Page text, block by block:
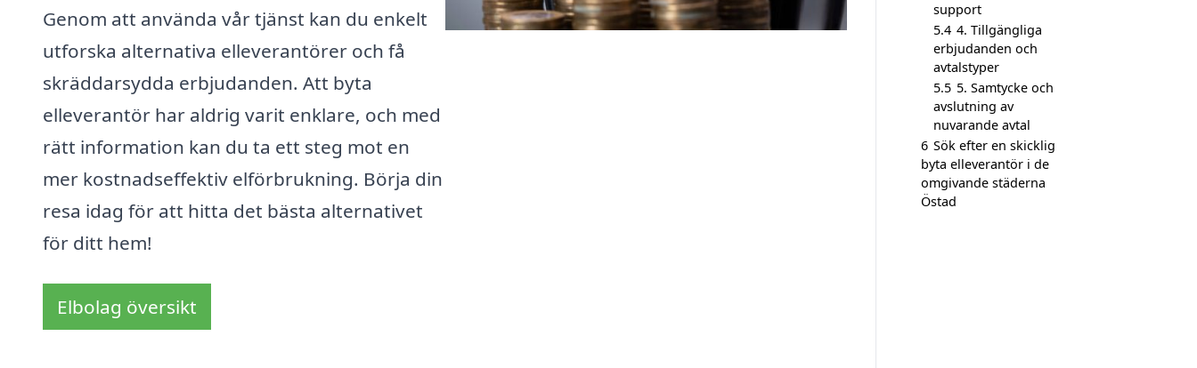
Genom att använda vår tjänst kan du enkelt
utforska alternativa elleverantörer och få
skräddarsydda erbjudanden. Att byta
elleverantör har aldrig varit enklare, och med
rätt information kan du ta ett steg mot en
mer kostnadseffektiv elförbrukning. Börja din
resa idag för att hitta det bästa alternativet
för ditt hem!
Elbolag översikt
support
5.4 4. Tillgängliga
erbjudanden och
avtalstyper
5.5 5. Samtycke och
avslutning av
nuvarande avtal
6 Sök efter en skicklig
byta elleverantör i de
omgivande städerna
Östad